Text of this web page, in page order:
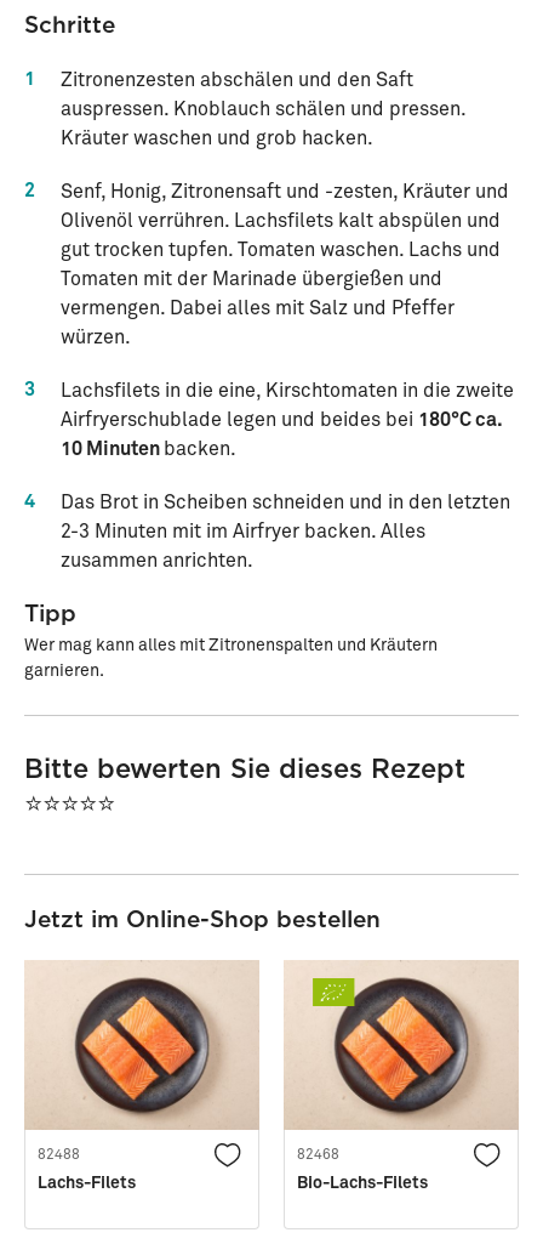
Schritte
1
Zitronenzesten abschälen und den Saft
auspressen. Knoblauch schälen und pressen.
Kräuter waschen und grob hacken.
2
Senf, Honig, Zitronensaft und -zesten, Kräuter und
Olivenöl verrühren. Lachsfilets kalt abspülen und
gut trocken tupfen. Tomaten waschen. Lachs und
Tomaten mit der Marinade übergießen und
vermengen. Dabei alles mit Salz und Pfeffer
würzen.
3
Lachsfilets in die eine, Kirschtomaten in die zweite
Airfryerschublade legen und beides bei 180°C ca.
10 Minuten backen.
4
Das Brot in Scheiben schneiden und in den letzten
2-3 Minuten mit im Airfryer backen. Alles
zusammen anrichten.
Tipp
Wer mag kann alles mit Zitronenspalten und Kräutern
garnieren.
Bitte bewerten Sie dieses Rezept
⭐⭐⭐⭐⭐
Jetzt im Online-Shop bestellen
82488
Lachs-Filets
82468
Bio-Lachs-Filets